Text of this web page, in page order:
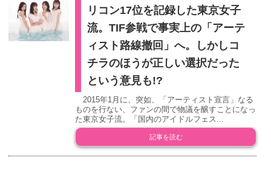
リコン17位を記録した東京女子
流。TIF参戦で事実上の「アーテ
ィスト路線撤回」へ。しかしコ
チラのほうが正しい選択だった
という意見も!?
2015年1月に、突如、「アーティスト宣言」なる
ものを行ない、ファンの間で物議を醸すことになっ
た東京女子流。「国内のアイドルフェス...
記事を読む